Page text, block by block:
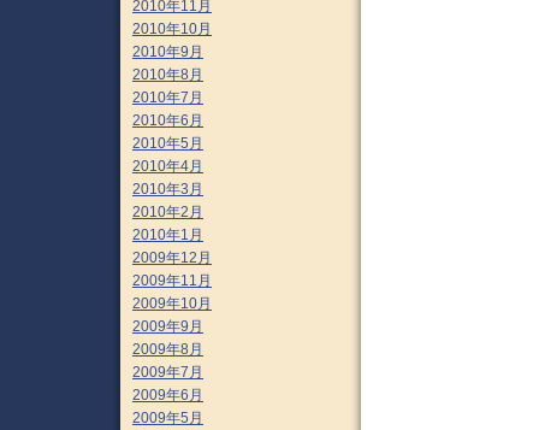
2010年11月
2010年10月
2010年9月
2010年8月
2010年7月
2010年6月
2010年5月
2010年4月
2010年3月
2010年2月
2010年1月
2009年12月
2009年11月
2009年10月
2009年9月
2009年8月
2009年7月
2009年6月
2009年5月